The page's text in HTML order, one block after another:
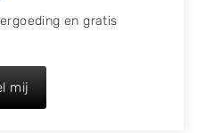
en gratis
mij